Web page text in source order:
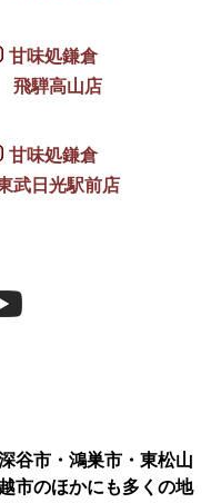
甘味処鎌倉
飛騨高山店
甘味処鎌倉
武日光駅前店
谷市・鴻巣市・東松山
市のほかにも多くの地